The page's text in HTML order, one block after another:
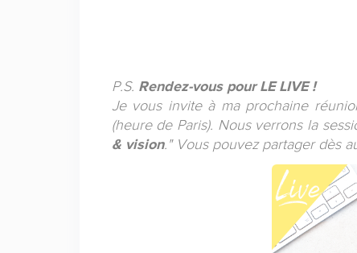
P.S. Rendez-vous pour LE LIVE !
Je vous invite à ma prochaine
(heure de Paris). Nous verrons la
& vision." Vous pouvez partager dès